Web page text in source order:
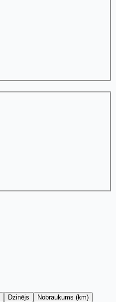
Dzinējs
Nobraukums (km)